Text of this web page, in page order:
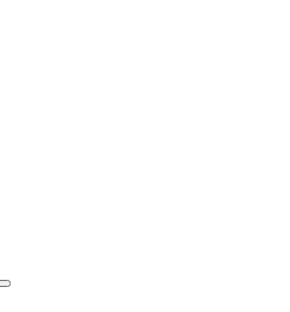
Suchen